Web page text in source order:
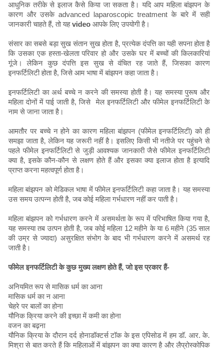
आधुनिक तरीके से इलाज कैसे किया जा सकता है। यदि आप महिला बांझपन के
कारण और उसके advanced laparoscopic treatment के बारे में सही
जानकारी चाहते हैं, तो यहvideo आपके लिए उपयोगी है।
संसार का सबसे बड़ा सुख संतान सुख होता है, प्रत्येक दंपत्ति का यही सपना होता है
कि उसका एक हस्ता-खेलता परिवार हो और उसके घर में बच्चों की किलकारियां
गूंजे। लेकिन कुछ दंपत्ति इस सुख से वंचित रह जाते हैं, जिसका कारण
इनफर्टिलिटी होता है, जिसे आम भाषा में बांझपन कहा जाता है।
इनफर्टिलिटी का अर्थ बच्चे न करने की समस्या होती है। यह समस्या पुरूष और
महिला दोनों में पाई जाती है, जिसे मेल इनफर्टिलिटी और फीमेल इनफर्टिलिटी के
नाम से जाना जाता है।
आमतौर पर बच्चे न होने का कारण महिला बांझपन (फीमेल इनफर्टिलिटी) को ही
समझा जाता है, लेकिन यह जरूरी नहीं है। इसलिए किसी भी नतीजे पर पहुंचने से
पहले फीमेल इनफर्टिलिटी से जुड़ी आवश्यक जानकारी जैसे फीमेल इनफर्टिलिटी
क्या है, इसके कौन-कौन से लक्षण होते हैं और इसका क्या इलाज होता है इत्यादि
प्राप्त करना महत्वपूर्ण होता है।
महिला बांझपन को मेडिकल भाषा में फीमेल इनफर्टिलिटी कहा जाता है। यह समस्या
उस समय उत्पन्न होती है, जब कोई महिला गर्भधारण नहीं कर पाती है।
महिला बांझपन को गर्भधारण करने में असमर्थता के रूप में परिभाषित किया गया है,
यह समस्या तब उत्पन होती है, जब कोई महिला 12 महीने के या 6 महीने (35 साल
की उम्र से ज्यादा) असुरक्षित संभोग के बाद भी गर्भधारण करने में असमर्थ रह
जाती है।
फीमेल इनफर्टिलिटी के कुछ मुख्य लक्षण होते हैं, जो इस प्रकार हैं-
अनियमित रूप से मासिक धर्म का आना
मासिक धर्म का न आना
चेहरे पर बालों का होना
यौनिक क्रिया करने की इच्छा में कमी का होना
वजन का बढ़ना
यौनिक क्रिया के दौरान दर्द होनाडॉक्टर्स टॉक के इस एपिसोड में हम डॉ. आर. के.
मिश्रा से बात करते हैं कि महिलाओं में बांझपन का क्या कारण है और लैप्रोस्कोपिक